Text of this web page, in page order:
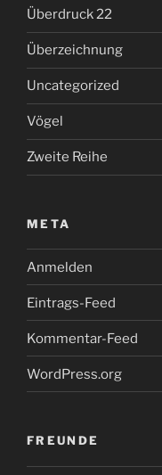
Überdruck 22
Überzeichnung
Uncategorized
Vögel
Zweite Reihe
META
Anmelden
Eintrags-Feed
Kommentar-Feed
WordPress.org
FREUNDE